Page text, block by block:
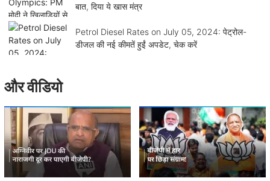
बात, दिया ये खास मंत्र
Petrol Diesel Rates on July 05, 2024: पेट्रोल-
डीजल की नई कीमतें हुईं अपडेट, चेक करें
और वीडियो